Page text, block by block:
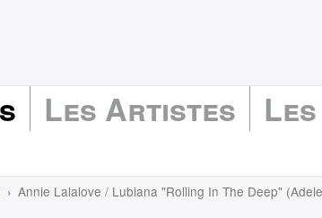
Les Artistes
Annie Lalalove / Lubiana "Rolling In The Deep"